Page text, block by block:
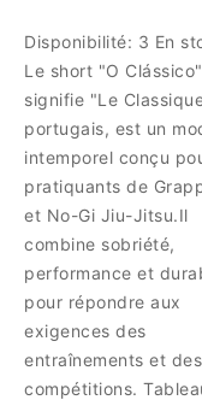
Disponibilité: 3 En
Le short "O
signifie "Le
portugais, est un
intemporel conçu
pratiquants de
et No-Gi Jiu-Jitsu.Il
combine sobriété,
performance et
pour répondre aux
exigences des
entraînements et des
compétitions.